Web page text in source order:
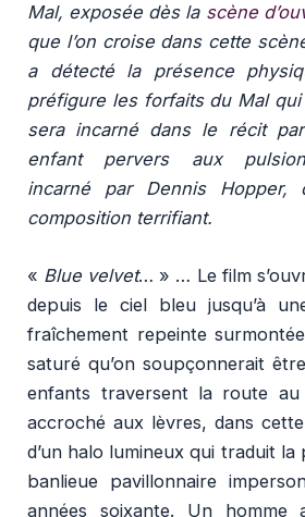
Mal, exposée dès la scène
que l’on croise dans cette
a détecté la présence
préfigure les forfaits du Mal
sera incarné dans le récit
enfant pervers aux
incarné par Dennis
composition terrifiant.
« Blue velvet… » … Le film
depuis le ciel bleu jusqu’à
fraîchement repeinte
saturé qu’on soupçonnerait
enfants traversent la route
accroché aux lèvres, dans
d’un halo lumineux qui traduit
banlieue pavillonnaire
années soixante. Un homme